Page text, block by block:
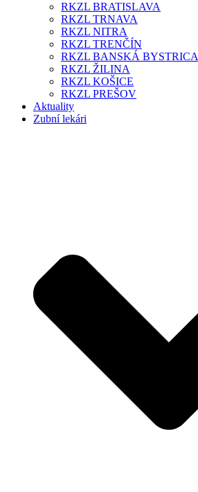
RKZL BRATISLAVA
RKZL TRNAVA
RKZL NITRA
RKZL TRENČÍN
RKZL BANSKÁ BYSTRICA
RKZL ŽILINA
RKZL KOŠICE
RKZL PREŠOV
Aktuality
Zubní lekári